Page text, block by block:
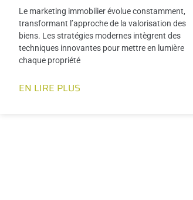
Le marketing immobilier évolue constamment,
transformant l’approche de la valorisation des
biens. Les stratégies modernes intègrent des
techniques innovantes pour mettre en lumière
chaque propriété
EN LIRE PLUS